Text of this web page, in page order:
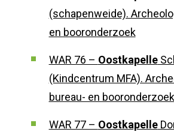
(schapenweide).
en booronderzoek
WAR 76 – Oostkapelle
(Kindcentrum MFA).
bureau- en booronderzoek
WAR 77 – Oostkapelle